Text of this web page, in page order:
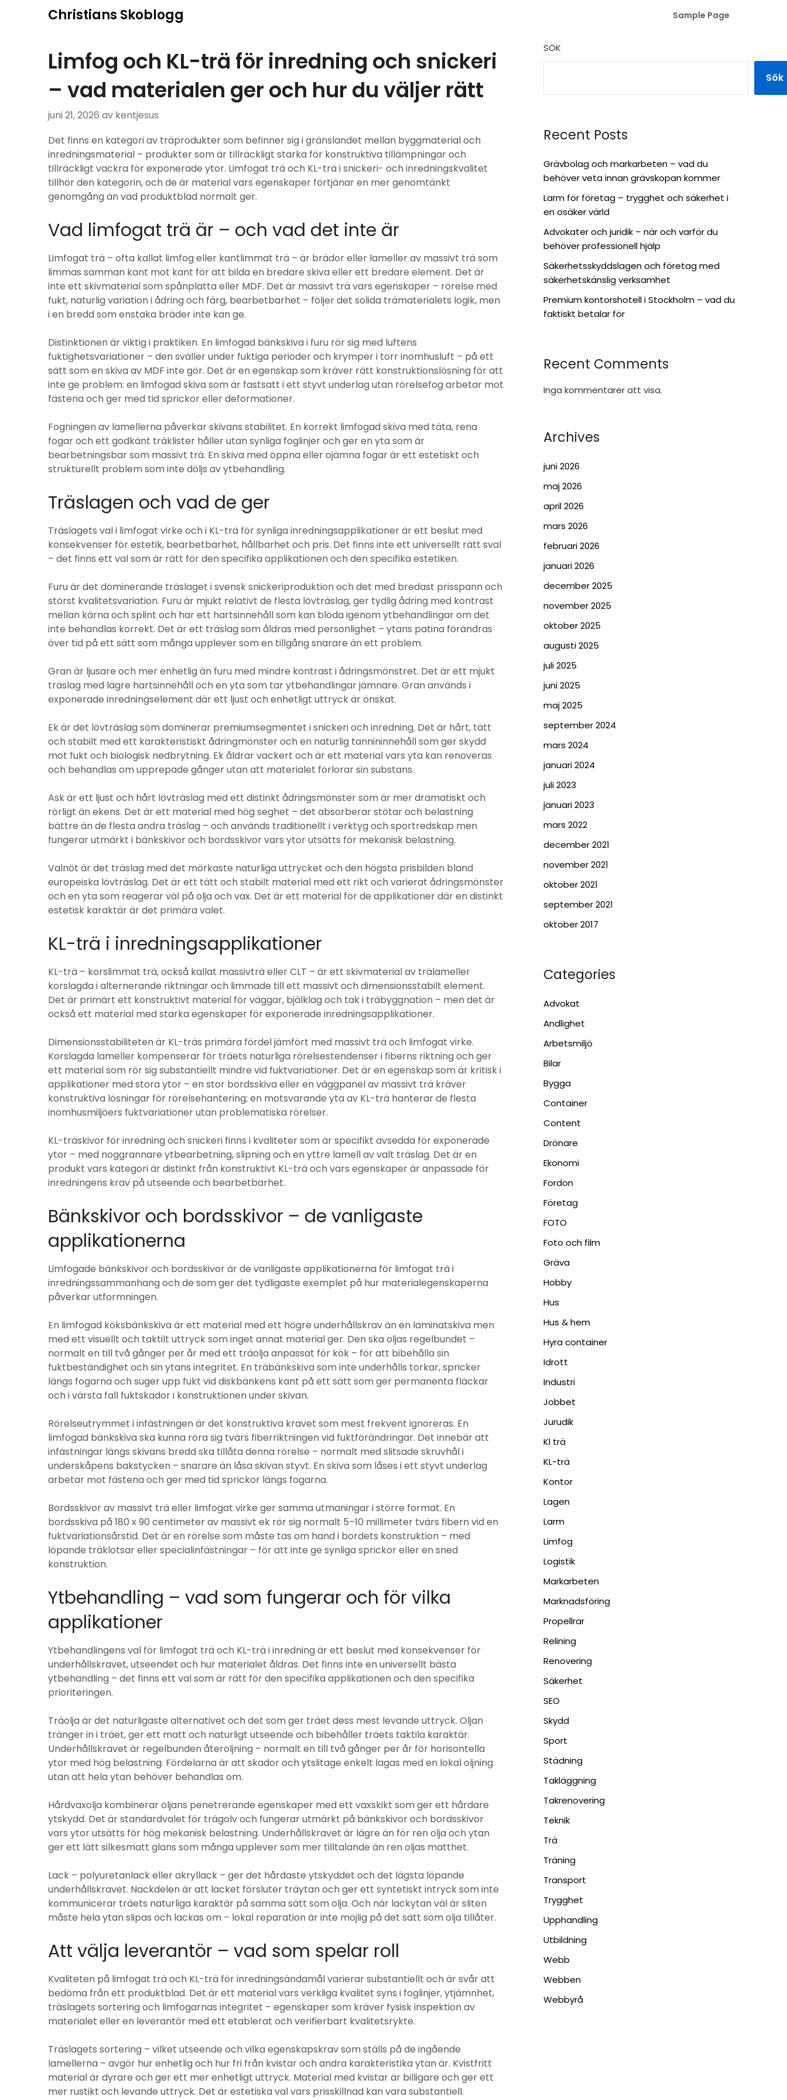
Christians Skoblogg Sample Page
Limfog och KL-trä för inredning och snickeri
– vad materialen ger och hur du väljer rätt
juni 21, 2026 av kentjesus
Det finns en kategori av träprodukter som befinner sig i gränslandet mellan byggmaterial och
inredningsmaterial – produkter som är tillräckligt starka för konstruktiva tillämpningar och
tillräckligt vackra för exponerade ytor. Limfogat trä och KL-trä i snickeri- och inredningskvalitet
tillhör den kategorin, och de är material vars egenskaper förtjänar en mer genomtänkt
genomgång än vad produktblad normalt ger.
Vad limfogat trä är – och vad det inte är
Limfogat trä – ofta kallat limfog eller kantlimmat trä – är brädor eller lameller av massivt trä som
limmas samman kant mot kant för att bilda en bredare skiva eller ett bredare element. Det är
inte ett skivmaterial som spånplatta eller MDF. Det är massivt trä vars egenskaper – rörelse med
fukt, naturlig variation i ådring och färg, bearbetbarhet – följer det solida trämaterialets logik, men
i en bredd som enstaka bräder inte kan ge.
Distinktionen är viktig i praktiken. En limfogad bänkskiva i furu rör sig med luftens
fuktighetsvariationer – den sväller under fuktiga perioder och krymper i torr inomhusluft – på ett
sätt som en skiva av MDF inte gör. Det är en egenskap som kräver rätt konstruktionslösning för att
inte ge problem: en limfogad skiva som är fastsatt i ett styvt underlag utan rörelsefog arbetar mot
fästena och ger med tid sprickor eller deformationer.
Fogningen av lamellerna påverkar skivans stabilitet. En korrekt limfogad skiva med täta, rena
fogar och ett godkänt träklister håller utan synliga foglinjer och ger en yta som är
bearbetningsbar som massivt trä. En skiva med öppna eller ojämna fogar är ett estetiskt och
strukturellt problem som inte döljs av ytbehandling.
Träslagen och vad de ger
Träslagets val i limfogat virke och i KL-trä för synliga inredningsapplikationer är ett beslut med
konsekvenser för estetik, bearbetbarhet, hållbarhet och pris. Det finns inte ett universellt rätt sval
– det finns ett val som är rätt för den specifika applikationen och den specifika estetiken.
Furu är det dominerande träslaget i svensk snickeriproduktion och det med bredast prisspann och
störst kvalitetsvariation. Furu är mjukt relativt de flesta lövträslag, ger tydlig ådring med kontrast
mellan kärna och splint och har ett hartsinnehåll som kan blöda igenom ytbehandlingar om det
inte behandlas korrekt. Det är ett träslag som åldras med personlighet – ytans patina förändras
över tid på ett sätt som många upplever som en tillgång snarare än ett problem.
Gran är ljusare och mer enhetlig än furu med mindre kontrast i ådringsmönstret. Det är ett mjukt
träslag med lägre hartsinnehåll och en yta som tar ytbehandlingar jämnare. Gran används i
exponerade inredningselement där ett ljust och enhetligt uttryck är önskat.
Ek är det lövträslag som dominerar premiumsegmentet i snickeri och inredning. Det är hårt, tätt
och stabilt med ett karakteristiskt ådringmönster och en naturlig tannininnehåll som ger skydd
mot fukt och biologisk nedbrytning. Ek åldrar vackert och är ett material vars yta kan renoveras
och behandlas om upprepade gånger utan att materialet förlorar sin substans.
Ask är ett ljust och hårt lövträslag med ett distinkt ådringsmönster som är mer dramatiskt och
rörligt än ekens. Det är ett material med hög seghet – det absorberar stötar och belastning
bättre än de flesta andra träslag – och används traditionellt i verktyg och sportredskap men
fungerar utmärkt i bänkskivor och bordsskivor vars ytor utsätts för mekanisk belastning.
Valnöt är det träslag med det mörkaste naturliga uttrycket och den högsta prisbilden bland
europeiska lövträslag. Det är ett tätt och stabilt material med ett rikt och varierat ådringsmönster
och en yta som reagerar väl på olja och vax. Det är ett material för de applikationer där en distinkt
estetisk karaktär är det primära valet.
KL-trä i inredningsapplikationer
KL-trä – korslimmat trä, också kallat massivträ eller CLT – är ett skivmaterial av trälameller
korslagda i alternerande riktningar och limmade till ett massivt och dimensionsstabilt element.
Det är primärt ett konstruktivt material för väggar, bjälklag och tak i träbyggnation – men det är
också ett material med starka egenskaper för exponerade inredningsapplikationer.
Dimensionsstabiliteten är KL-träs primära fördel jämfört med massivt trä och limfogat virke.
Korslagda lameller kompenserar för träets naturliga rörelsestendenser i fiberns riktning och ger
ett material som rör sig substantiellt mindre vid fuktvariationer. Det är en egenskap som är kritisk i
applikationer med stora ytor – en stor bordsskiva eller en väggpanel av massivt trä kräver
konstruktiva lösningar för rörelsehantering; en motsvarande yta av KL-trä hanterar de flesta
inomhusmiljöers fuktvariationer utan problematiska rörelser.
KL-träskivor för inredning och snickeri finns i kvaliteter som är specifikt avsedda för exponerade
ytor – med noggrannare ytbearbetning, slipning och en yttre lamell av valt träslag. Det är en
produkt vars kategori är distinkt från konstruktivt KL-trä och vars egenskaper är anpassade för
inredningens krav på utseende och bearbetbarhet.
Bänkskivor och bordsskivor – de vanligaste
applikationerna
Limfogade bänkskivor och bordsskivor är de vanligaste applikationerna för limfogat trä i
inredningssammanhang och de som ger det tydligaste exemplet på hur materialegenskaperna
påverkar utformningen.
En limfogad köksbänkskiva är ett material med ett högre underhållskrav än en laminatskiva men
med ett visuellt och taktilt uttryck som inget annat material ger. Den ska oljas regelbundet –
normalt en till två gånger per år med ett träolja anpassat för kök – för att bibehålla sin
fuktbeständighet och sin ytans integritet. En träbänkskiva som inte underhålls torkar, spricker
längs fogarna och suger upp fukt vid diskbänkens kant på ett sätt som ger permanenta fläckar
och i värsta fall fuktskador i konstruktionen under skivan.
Rörelseutrymmet i infästningen är det konstruktiva kravet som mest frekvent ignoreras. En
limfogad bänkskiva ska kunna röra sig tvärs fiberriktningen vid fuktförändringar. Det innebär att
infästningar längs skivans bredd ska tillåta denna rörelse – normalt med slitsade skruvhål i
underskåpens bakstycken – snarare än låsa skivan styvt. En skiva som låses i ett styvt underlag
arbetar mot fästena och ger med tid sprickor längs fogarna.
Bordsskivor av massivt trä eller limfogat virke ger samma utmaningar i större format. En
bordsskiva på 180 x 90 centimeter av massivt ek rör sig normalt 5–10 millimeter tvärs fibern vid en
fuktvariationsårstid. Det är en rörelse som måste tas om hand i bordets konstruktion – med
löpande träklotsar eller specialinfästningar – för att inte ge synliga sprickor eller en sned
konstruktion.
Ytbehandling – vad som fungerar och för vilka
applikationer
Ytbehandlingens val för limfogat trä och KL-trä i inredning är ett beslut med konsekvenser för
underhållskravet, utseendet och hur materialet åldras. Det finns inte en universellt bästa
ytbehandling – det finns ett val som är rätt för den specifika applikationen och den specifika
prioriteringen.
Träolja är det naturligaste alternativet och det som ger träet dess mest levande uttryck. Oljan
tränger in i träet, ger ett matt och naturligt utseende och bibehåller träets taktila karaktär.
Underhållskravet är regelbunden återoljning – normalt en till två gånger per år för horisontella
ytor med hög belastning. Fördelarna är att skador och ytslitage enkelt lagas med en lokal oljning
utan att hela ytan behöver behandlas om.
Hårdvaxolja kombinerar oljans penetrerande egenskaper med ett vaxskikt som ger ett hårdare
ytskydd. Det är standardvalet för trägolv och fungerar utmärkt på bänkskivor och bordsskivor
vars ytor utsätts för hög mekanisk belastning. Underhållskravet är lägre än för ren olja och ytan
ger ett lätt silkesmatt glans som många upplever som mer tilltalande än ren oljas matthet.
Lack – polyuretanlack eller akryllack – ger det hårdaste ytskyddet och det lägsta löpande
underhållskravet. Nackdelen är att lacket försluter träytan och ger ett syntetiskt intryck som inte
kommunicerar träets naturliga karaktär på samma sätt som olja. Och när lackytan väl är sliten
måste hela ytan slipas och lackas om – lokal reparation är inte möjlig på det sätt som olja tillåter.
Att välja leverantör – vad som spelar roll
Kvaliteten på limfogat trä och KL-trä för inredningsändamål varierar substantiellt och är svår att
bedöma från ett produktblad. Det är ett material vars verkliga kvalitet syns i foglinjer, ytjämnhet,
träslagets sortering och limfogarnas integritet – egenskaper som kräver fysisk inspektion av
materialet eller en leverantör med ett etablerat och verifierbart kvalitetsrykte.
Träslagets sortering – vilket utseende och vilka egenskapskrav som ställs på de ingående
lamellerna – avgör hur enhetlig och hur fri från kvistar och andra karakteristika ytan är. Kvistfritt
material är dyrare och ger ett mer enhetligt uttryck. Material med kvistar är billigare och ger ett
mer rustikt och levande uttryck. Det är estetiska val vars prisskillnad kan vara substantiell.
SÖK
Sök
Recent Posts
Grävbolag och markarbeten – vad du
behöver veta innan grävskopan kommer
Larm för företag – trygghet och säkerhet i
en osäker värld
Advokater och juridik – när och varför du
behöver professionell hjälp
Säkerhetsskyddslagen och företag med
säkerhetskänslig verksamhet
Premium kontorshotell i Stockholm – vad du
faktiskt betalar för
Recent Comments
Inga kommentarer att visa.
Archives
juni 2026
maj 2026
april 2026
mars 2026
februari 2026
januari 2026
december 2025
november 2025
oktober 2025
augusti 2025
juli 2025
juni 2025
maj 2025
september 2024
mars 2024
januari 2024
juli 2023
januari 2023
mars 2022
december 2021
november 2021
oktober 2021
september 2021
oktober 2017
Categories
Advokat
Andlighet
Arbetsmiljö
Bilar
Bygga
Container
Content
Drönare
Ekonomi
Fordon
Företag
FOTO
Foto och film
Gräva
Hobby
Hus
Hus & hem
Hyra container
Idrott
Industri
Jobbet
Jurudik
Kl trä
KL-trä
Kontor
Lagen
Larm
Limfog
Logistik
Markarbeten
Marknadsföring
Propellrar
Relining
Renovering
Säkerhet
SEO
Skydd
Sport
Städning
Takläggning
Takrenovering
Teknik
Trä
Träning
Transport
Trygghet
Upphandling
Utbildning
Webb
Webben
Webbyrå